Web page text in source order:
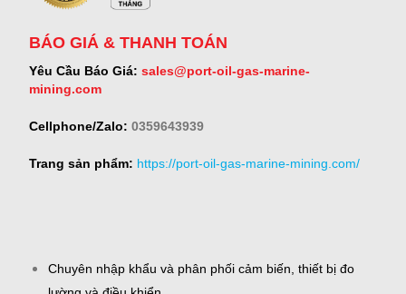
BÁO GIÁ & THANH TOÁN
Yêu Cầu Báo Giá: sales@port-oil-gas-marine-
mining.com
Cellphone/Zalo: 0359643939
Trang sản phẩm: https://port-oil-gas-marine-mining.com/
Chuyên nhập khẩu và phân phối cảm biến, thiết bị đo